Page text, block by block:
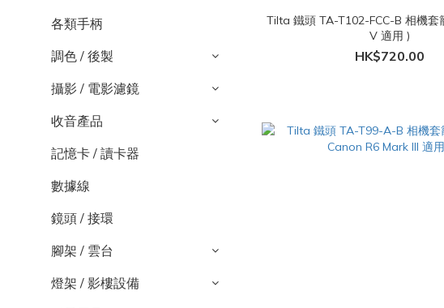
各類手柄
調色 / 後製
攝影 / 電影濾鏡
收音產品
記憶卡 / 讀卡器
數據線
鏡頭 / 接環
腳架 / 雲台
燈架 / 影樓設備
Tilta 鐵頭 TA-T102-FCC-B 相機套籠 ( Canon
V 適用 )
HK$720.00